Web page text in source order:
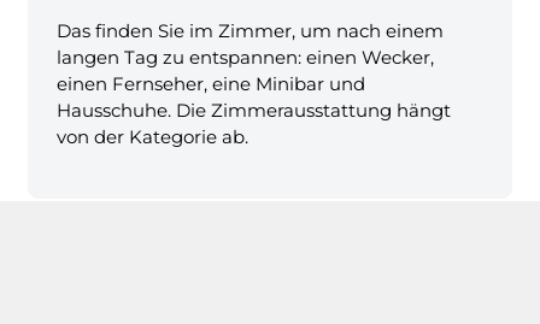
Das finden Sie im Zimmer, um nach einem
langen Tag zu entspannen: einen Wecker,
einen Fernseher, eine Minibar und
Hausschuhe. Die Zimmerausstattung hängt
von der Kategorie ab.